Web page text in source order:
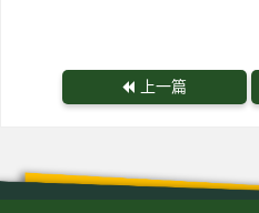
上一篇